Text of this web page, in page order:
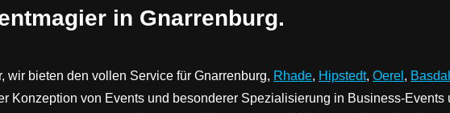
in Gnarrenburg.
wir bieten den vollen Service für Gnarrenburg, Rhade, Hipstedt, Oerel ,
Konzeption von Events und besonderer Spezialisierung in Business-